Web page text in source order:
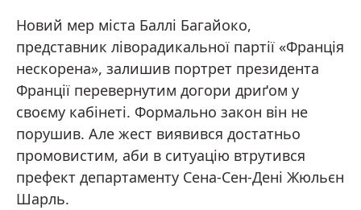
Новий мер міста Баллі Багайоко,
представник ліворадикальної партії «Франція
нескорена», залишив портрет президента
Франції перевернутим догори дриґом у
своєму кабінеті. Формально закон він не
порушив. Але жест виявився достатньо
промовистим, аби в ситуацію втрутився
префект департаменту Сена-Сен-Дені Жюльєн
Шарль.